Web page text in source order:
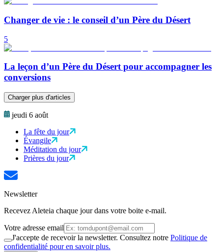
Changer de vie : le conseil d’un Père du Désert
5
La leçon d’un Père du Désert pour accompagner les
conversions
Charger plus d'articles
jeudi 6 août
La fête du jour
Évangile
Méditation du jour
Prières du jour
Newsletter
Recevez Aleteia chaque jour dans votre boite e-mail.
Votre adresse email
J'accepte de recevoir la newsletter. Consultez notre Politique de
confidentialité pour en savoir plus.